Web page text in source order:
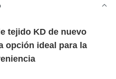
tejido KD de nuevo
opción ideal para la